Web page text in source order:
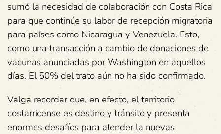
sumó la necesidad de colaboración con Costa Rica
para que continúe su labor de recepción migratoria
para países como Nicaragua y Venezuela. Esto,
como una transacción a cambio de donaciones de
vacunas anunciadas por Washington en aquellos
días. El 50% del trato aún no ha sido confirmado.
Valga recordar que, en efecto, el territorio
costarricense es destino y tránsito y presenta
enormes desafíos para atender la nuevas